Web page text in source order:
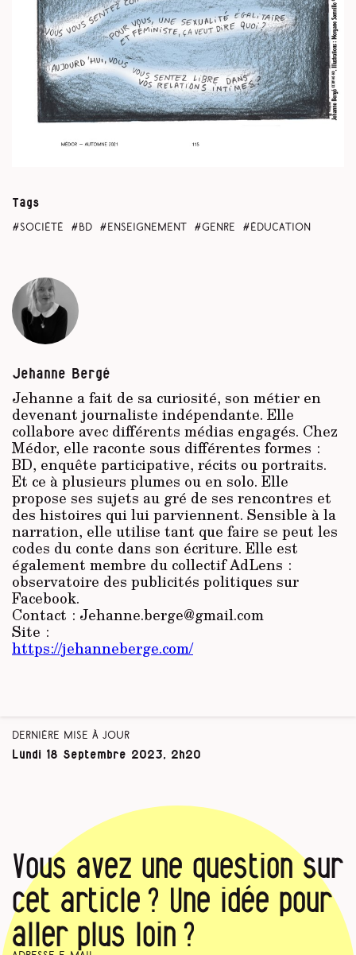
Tags
société bd enseignement genre éducation
Jehanne Bergé
Jehanne a fait de sa curiosité, son métier en
devenant journaliste indépendante. Elle
collabore avec différents médias engagés. Chez
Médor, elle raconte sous différentes formes :
BD, enquête participative, récits ou portraits.
Et ce à plusieurs plumes ou en solo. Elle
propose ses sujets au gré de ses rencontres et
des histoires qui lui parviennent. Sensible à la
narration, elle utilise tant que faire se peut les
codes du conte dans son écriture. Elle est
également membre du collectif AdLens :
observatoire des publicités politiques sur
Facebook.
Contact : Jehanne.berge@gmail.com
Site :
https://jehanneberge.com/
Dernière mise à jour
Lundi 18 Septembre 2023, 2h20
Vous avez une question sur
cet article ? Une idée pour
aller plus loin ?